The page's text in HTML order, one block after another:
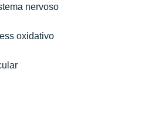
nervoso
oxidativo